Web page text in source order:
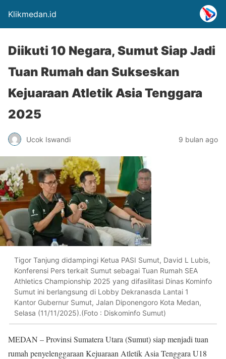
Klikmedan.id
Diikuti 10 Negara, Sumut Siap Jadi
Tuan Rumah dan Sukseskan
Kejuaraan Atletik Asia Tenggara
2025
Ucok Iswandi 9 bulan ago
Tigor Tanjung didampingi Ketua PASI Sumut, David L Lubis,
Konferensi Pers terkait Sumut sebagai Tuan Rumah SEA
Athletics Championship 2025 yang difasilitasi Dinas Kominfo
Sumut ini berlangsung di Lobby Dekranasda Lantai 1
Kantor Gubernur Sumut, Jalan Diponengoro Kota Medan,
Selasa (11/11/2025).(Foto : Diskominfo Sumut)
MEDAN – Provinsi Sumatera Utara (Sumut) siap menjadi tuan
rumah penyelenggaraan Kejuaraan Atletik Asia Tenggara U18